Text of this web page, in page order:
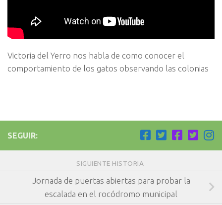
Victoria del Yerro nos habla de como conocer el
comportamiento de los gatos observando las colonias
SEGUIR:
SIGUIENTE HISTORIA
Jornada de puertas abiertas para probar la
escalada en el rocódromo municipal